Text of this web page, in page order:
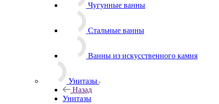
Чугунные ванны
Стальные ванны
Ванны из искусственного камня
Унитазы
Назад
Унитазы